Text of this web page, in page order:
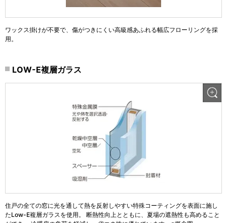
ワックス掛けが不要で、傷がつきにくい高級感あふれる幅広フローリングを採
用。
LOW-E複層ガラス
住戸の全ての窓に光を通して熱を反射しやすい特殊コーティングを表面に施し
たLow-E複層ガラスを使用。 断熱性向上とともに、夏場の遮熱性も高めること